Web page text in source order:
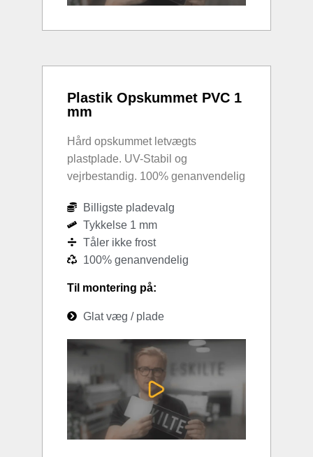
Plastik Opskummet PVC 1
mm
Hård opskummet letvægts
plastplade. UV-Stabil og
vejrbestandig. 100% genanvendelig
Billigste pladevalg
Tykkelse 1 mm
Tåler ikke frost
100% genanvendelig
Til montering på:
Glat væg / plade